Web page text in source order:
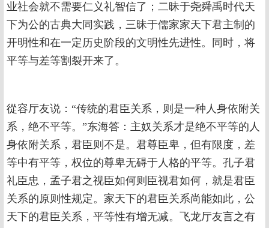
业社会就不需要仁义礼智信了；二昧于尧舜禹时代天
下为公的古典大同实践，三昧于儒家家天下君主制的
开明性和在一定历史阶段的文明性先进性。同时，将
平等与差等割裂开来了。
從容厅友说：“传统的君臣关系，则是一种人身依附关
系，绝不平等。”东海答：主奴关系才是绝不平等的人
身依附关系，君臣则不是。君尊臣卑，但有限度，差
等中有平等，权位的尊卑无碍于人格的平等。孔子君
礼臣忠，孟子君之视臣如何则臣视君如何，就是君臣
关系的原则性规定。家天下的君臣关系尚能如此，公
天下的君臣关系，平等性有增无减。飞龙厅友言之有